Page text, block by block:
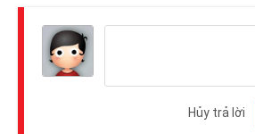
Hủy trả lời